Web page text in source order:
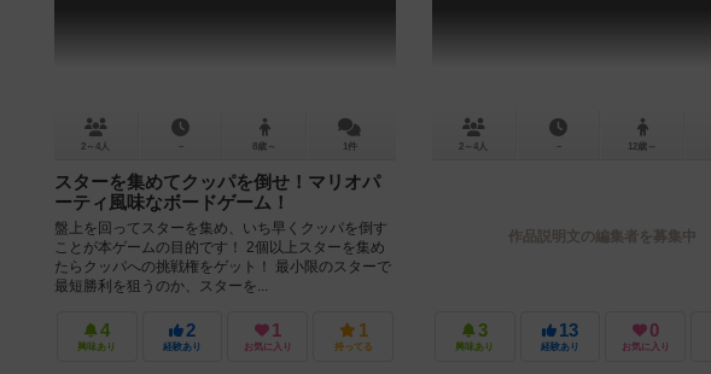
2～4人 － 8歳～ 1件
スターを集めてクッパを倒せ！マリオパ
ーティ風味なボードゲーム！
盤上を回ってスターを集め、いち早くクッパを倒す
ことが本ゲームの目的です！ 2個以上スターを集め
たらクッパへの挑戦権をゲット！ 最小限のスターで
最短勝利を狙うのか、スターを...
4
興味あり
2
経験あり
1
お気に入り
1
持ってる
2～4人 － 12歳～
作品説明文の編集者を募集中
3
興味あり
13
経験あり
0
お気に入り